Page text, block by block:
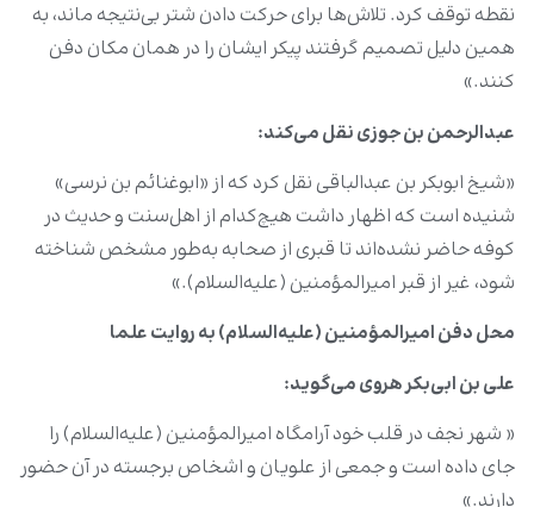
نقطه توقف کرد. تلاش‌ها برای حرکت دادن شتر بی‌نتیجه ماند، به
همین دلیل تصمیم گرفتند پیکر ایشان را در همان مکان دفن
کنند.»
عبدالرحمن بن جوزی نقل می‌کند:
«شیخ ابوبکر بن‌ عبدالباقی نقل کرد که از «ابوغنائم بن نرسی»
شنیده است که اظهار داشت هیچ‌کدام از اهل‌سنت و حدیث در
کوفه حاضر نشده‌اند تا قبری از صحابه به‌طور مشخص شناخته
شود، غیر از قبر امیرالمؤمنین (علیه‌السلام).»
محل دفن امیرالمؤمنین (علیه‌السلام) به روایت علما
علی بن ابی‌بکر هروی می‌گوید:
« شهر نجف در قلب خود آرامگاه امیرالمؤمنین (علیه‌السلام) را
جای داده است و جمعی از علویان و اشخاص برجسته در آن حضور